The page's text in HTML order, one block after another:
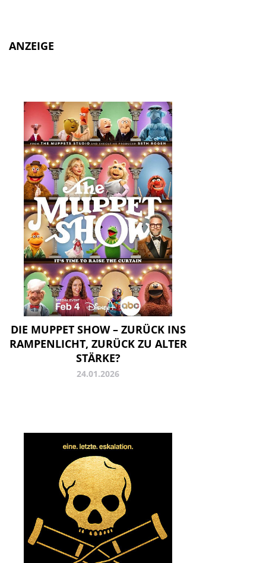
ANZEIGE
DIE MUPPET SHOW – ZURÜCK INS
RAMPENLICHT, ZURÜCK ZU ALTER
STÄRKE?
24.01.2026